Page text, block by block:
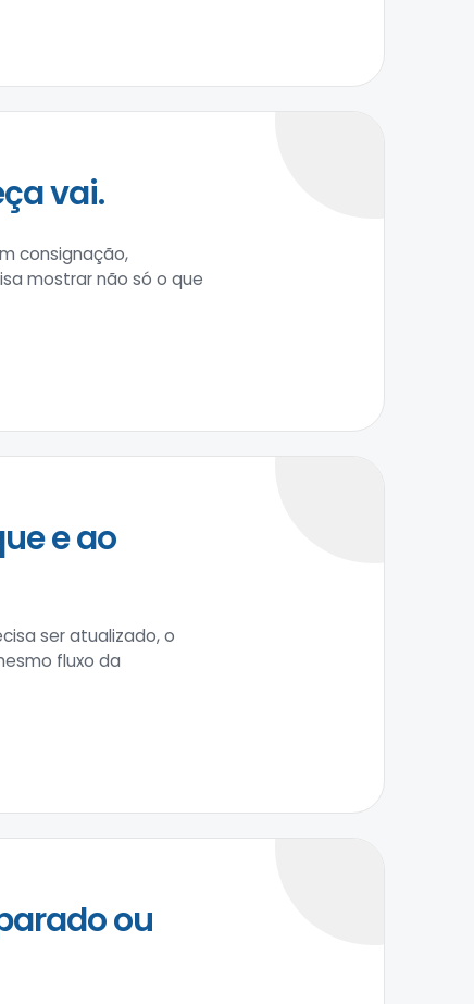
vai.
consignação,
mostrar não só o que
e ao
ser atualizado, o
fluxo da
ou